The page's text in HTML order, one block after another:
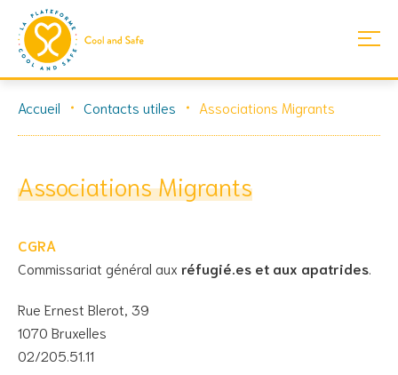
Accueil Contacts utiles Associations Migrants
Associations Migrants
CGRA
Commissariat général aux réfugié.es et aux apatrides
Rue Ernest Blerot, 39
1070 Bruxelles
02/205.51.11